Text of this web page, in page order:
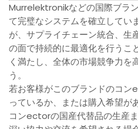
Murrelektronikなどの国際ブラ
て完璧なシステムを確立してい
が、サプライチェーン統合、生
の面で持続的に最適化を行うこ
く満たし、全体の市場競争力を
う。
若お客様がこのブランドのコ
っているか、または購入希望が
コンectorの国産代替品の生産